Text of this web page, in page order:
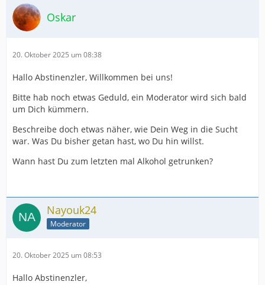
Oskar
20. Oktober 2025 um 08:38
Hallo Abstinenzler, Willkommen bei uns!
Bitte hab noch etwas Geduld, ein Moderator wird sich bald
um Dich kümmern.
Beschreibe doch etwas näher, wie Dein Weg in die Sucht
war. Was Du bisher getan hast, wo Du hin willst.
Wann hast Du zum letzten mal Alkohol getrunken?
Nayouk24
Moderator
20. Oktober 2025 um 08:53
Hallo Abstinenzler,